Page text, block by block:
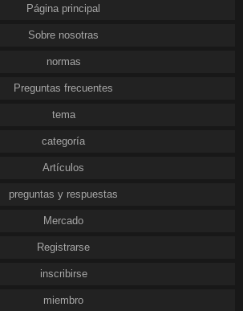
Página principal
Sobre nosotras
normas
Preguntas frecuentes
tema
categoría
Artículos
preguntas y respuestas
Mercado
Registrarse
inscribirse
miembro